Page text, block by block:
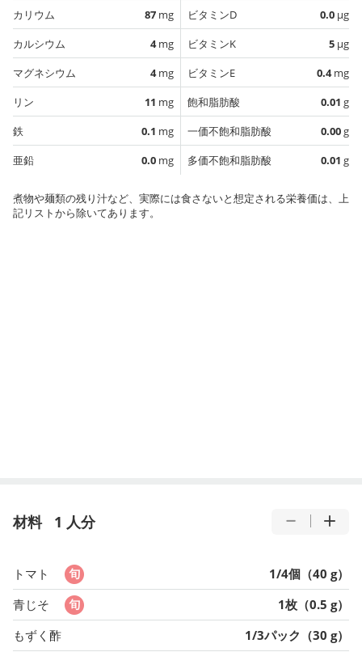
カリウム
87 mg
カルシウム
4mg
マグネシウム
4mg
リン
11 mg
鉄
0.1 mg
亜鉛
0.0 mg
ビタミンD
0.0 µg
ビタミンK
5 µg
ビタミンE
0.4mg
飽和脂肪酸
0.01 g
一価不飽和脂肪酸
0.00g
多価不飽和脂肪酸
0.01 g
煮物や麺類の残り汁など、実際には食さないと想定される栄養価は、上
記リストから除いてあります。
材料 1 人分
トマト
1/4個（40 g）
青じそ
1枚（0.5 g）
もずく酢
1/3パック（30 g）